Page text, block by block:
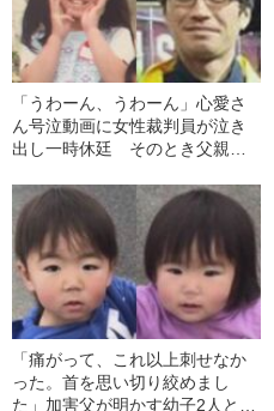
「うわーん、うわーん」心愛さ
ん号泣動画に女性裁判員が泣き
出し一時休廷 そのとき父親
「痛がって、これ以上刺せなか
った。首を思い切り絞めまし
た」加害父が明かす幼子2人と